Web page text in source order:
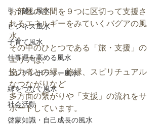
引っ越し風水
ビジネス風水
子育て風水
仕事運を高める風水
コンテンポラリー風水
縁をつなぐ風水
社会活動
啓蒙知識・自己成長の風水
お部屋の空間を９つに区切って支援さ
れるエネルギーをみていくバグアの風
水。
その中のひとつである「旅・支援」の
エリアは、
協力者との縁、旅縁、スピリチュアル
なつながりなど
多方面の繋がりや「支援」の流れをサ
ポートしています。